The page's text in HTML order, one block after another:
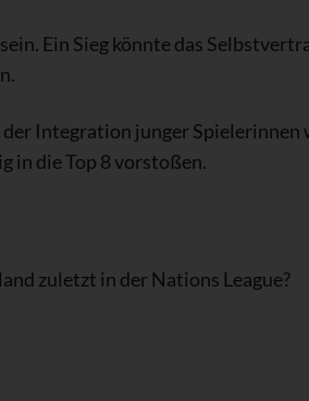
Ein Sieg könnte das
Integration junger Spielerinnen
in die Top 8 vorstoßen.
zuletzt in der Nations League?